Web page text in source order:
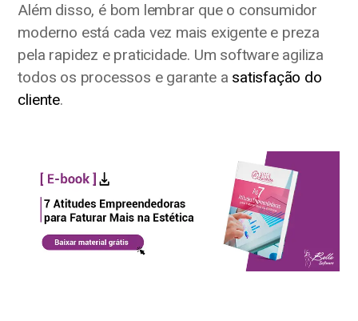
Além disso, é bom lembrar que o consumidor
moderno está cada vez mais exigente e preza
pela rapidez e praticidade. Um software agiliza
todos os processos e garante a satisfação do
cliente.